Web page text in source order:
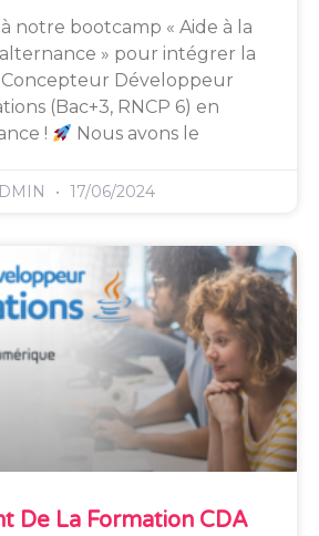
à notre bootcamp « Aide à la
» pour intégrer la
Développeur
(Bac+3, RNCP 6) en
!
Nous avons le
17/06/2024
De La Formation CDA